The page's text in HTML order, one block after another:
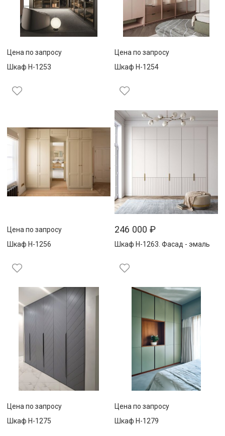
Цена по запросу
Шкаф Н-1253
Цена по запросу
Шкаф Н-1254
Цена по запросу
Шкаф Н-1256
246 000₽
Шкаф Н-1263. Фасад - эмаль
Цена по запросу
Шкаф Н-1275
Цена по запросу
Шкаф Н-1279